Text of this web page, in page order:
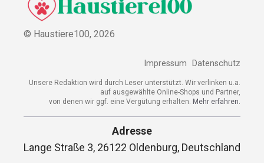
© Haustiere100, 2026
Impressum Datenschutz
Unsere Redaktion wird durch Leser unterstützt. Wir verlinken u.a.
auf ausgewählte Online-Shops und Partner,
von denen wir ggf. eine Vergütung erhalten. Mehr erfahren.
Adresse
Lange Straße 3, 26122 Oldenburg, Deutschland